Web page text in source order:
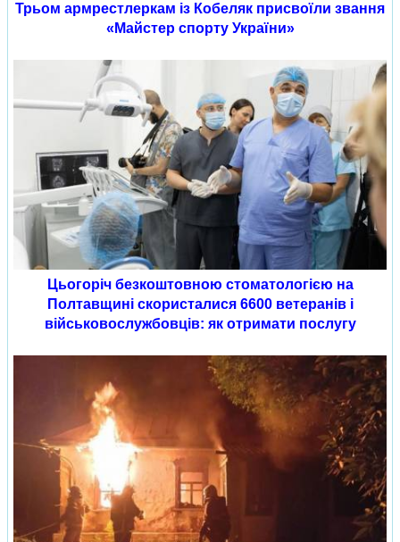
Трьом армрестлеркам із Кобеляк присвоїли звання
«Майстер спорту України»
Цьогоріч безкоштовною стоматологією на
Полтавщині скористалися 6600 ветеранів і
військовослужбовців: як отримати послугу